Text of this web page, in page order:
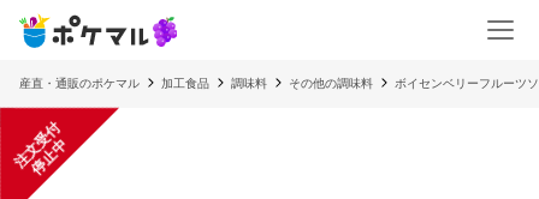
産直・通販のポケマル 加工食品 調味料 その他の調味料 ボイセンベリーフルーツ
注
文
受
付
停
止
中